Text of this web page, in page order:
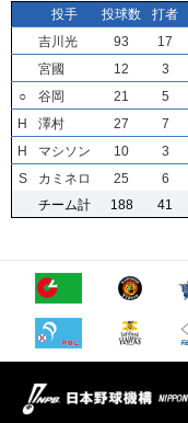
投手 投球数 打者
吉川光
93 17
宮國
12 3
○
谷岡 21 5
H
澤村 27 7
H
マシソン 10 3
S
カミネロ 25 6
チーム計
188 41
投手 投球数 打者
吉川光
93 17
宮國
12 3
○
谷岡 21 5
H
澤村 27 7
H
マシソン 10 3
S
カミネロ 25 6
チーム計
188 41
投手 投球数 打者
吉川光
93 17
宮國
12 3
○
谷岡 21 5
H
澤村 27 7
H
マシソン 10 3
S
カミネロ 25 6
チーム計
188 41
投手 投球数 打者
吉川光
93 17
宮國
12 3
○
谷岡 21 5
H
澤村 27 7
H
マシソン 10 3
S
カミネロ 25 6
チーム計
188 41